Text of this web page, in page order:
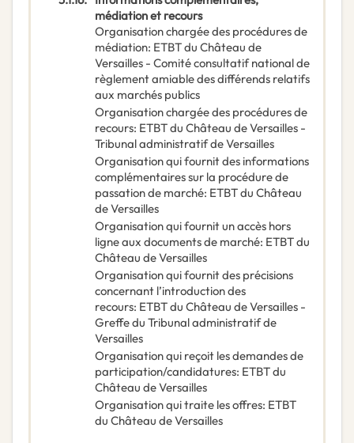
médiation et recours
Organisation chargée des procédures de
médiation: ETBT du Château de
Versailles - Comité consultatif national de
règlement amiable des différends relatifs
aux marchés publics
Organisation chargée des procédures de
recours: ETBT du Château de Versailles -
Tribunal administratif de Versailles
Organisation qui fournit des informations
complémentaires sur la procédure de
passation de marché: ETBT du Château
de Versailles
Organisation qui fournit un accès hors
ligne aux documents de marché: ETBT du
Château de Versailles
Organisation qui fournit des précisions
concernant l’introduction des
recours: ETBT du Château de Versailles -
Greffe du Tribunal administratif de
Versailles
Organisation qui reçoit les demandes de
participation/candidatures: ETBT du
Château de Versailles
Organisation qui traite les offres: ETBT
du Château de Versailles